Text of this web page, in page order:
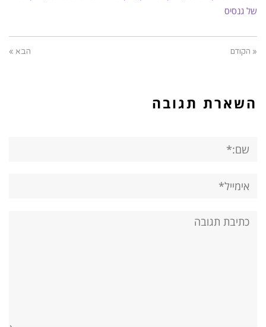
של גנסיס
« הקודם הבא »
השארת תגובה
אימייל*
אתר:
תגובה: